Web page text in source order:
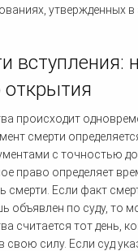
утвержденных в
вступления:
открытия
происходит
смерти
с точностью
право определяет
смерти. Если факт
объявлен по суду, то
считается тот день,
свою силу. Если суд